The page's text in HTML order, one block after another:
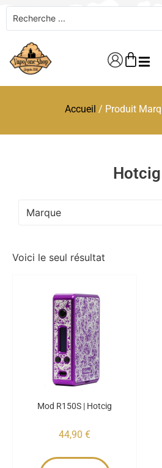
Accueil / Produit
Hotcig
Marque
Voici le seul résultat
Mod R150S | Hotcig
44,90 €